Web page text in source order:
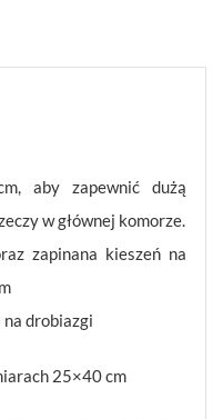
aby zapewnić dużą
w głównej komorze.
zapinana kieszeń na
drobiazgi
25×40 cm